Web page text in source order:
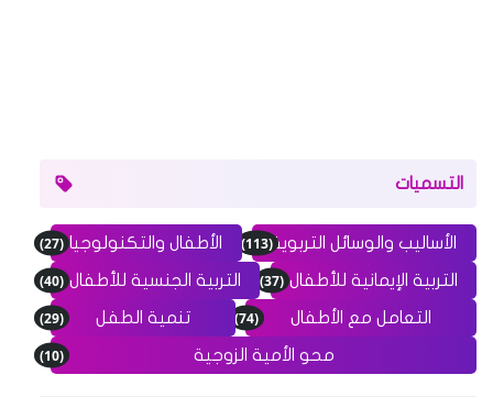
التسميات
الأساليب والوسائل التربوية(113) الأطفال والتكنولوجيا (27)
التربية الإيمانية للأطفال (37) التربية الجنسية للأطفال (40)
التعامل مع الأطفال (74) تنمية الطفل (29)
محو الأمية الزوجية (10)